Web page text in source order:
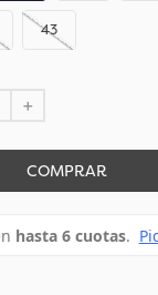
43
＋
COMPRAR